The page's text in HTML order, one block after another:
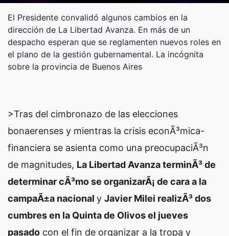
El Presidente convalidó algunos cambios en la
dirección de La Libertad Avanza. En más de un
despacho esperan que se reglamenten nuevos roles en
el plano de la gestión gubernamental. La incógnita
sobre la provincia de Buenos Aires
>Tras del cimbronazo de las elecciones
bonaerenses y mientras la crisis econÃ³mica-
financiera se asienta como una preocupaciÃ³n
de magnitudes, La Libertad Avanza terminÃ³ de
determinar cÃ³mo se organizarÃ¡ de cara a la
campaÃ±a nacional y Javier Milei realizÃ³ dos
cumbres en la Quinta de Olivos el jueves
pasado con el fin de organizar a la tropa y